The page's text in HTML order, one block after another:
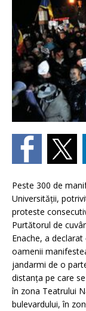
Peste 300 de
Universităţii,
proteste
Purtătorul de
Enache, a
oamenii
jandarmi de o
distanţa pe care
în zona Teatrului
bulevardului, în